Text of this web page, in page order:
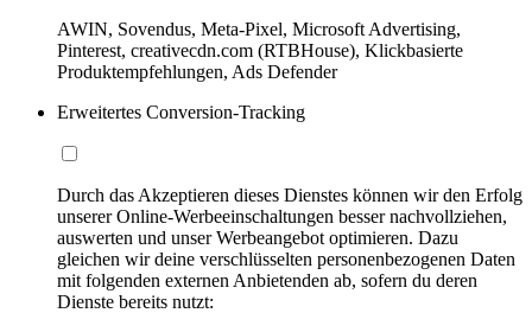
AWIN, Sovendus, Meta-Pixel, Microsoft Advertising,
Pinterest, creativecdn.com (RTBHouse), Klickbasierte
Produktempfehlungen, Ads Defender
Erweitertes Conversion-Tracking
Durch das Akzeptieren dieses Dienstes können wir den Erfolg
unserer Online-Werbeeinschaltungen besser nachvollziehen,
auswerten und unser Werbeangebot optimieren. Dazu
gleichen wir deine verschlüsselten personenbezogenen Daten
mit folgenden externen Anbietenden ab, sofern du deren
Dienste bereits nutzt: